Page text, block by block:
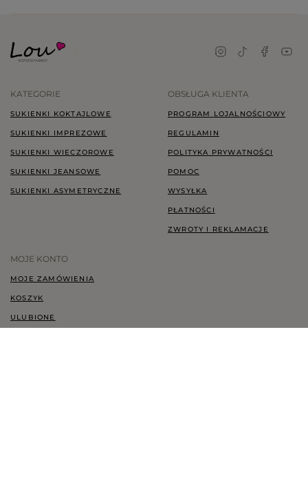
KATEGORIE
SUKIENKI KOKTAJLOWE
SUKIENKI IMPREZOWE
SUKIENKI WIECZOROWE
SUKIENKI JEANSOWE
SUKIENKI ASYMETRYCZNE
OBSŁUGA KLIENTA
PROGRAM LOJALNOŚCIOWY
REGULAMIN
POLITYKA PRYWATNOŚCI
POMOC
WYSYŁKA
PŁATNOŚCI
ZWROTY I REKLAMACJE
MOJE KONTO
MOJE ZAMÓWIENIA
KOSZYK
ULUBIONE